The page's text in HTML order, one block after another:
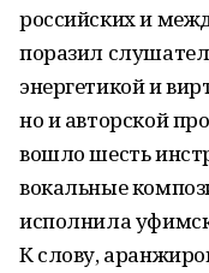
российских и
поразил
энергетикой и
но и авторской
вошло шесть
вокальные
исполнила
К слову,